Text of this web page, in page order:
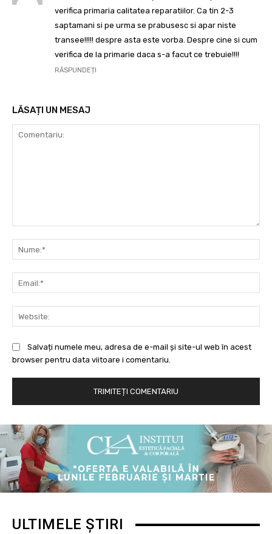
verifica primaria calitatea reparatiilor. Ca tin 2-3
saptamani si pe urma se prabusesc si apar niste
transee!!!!! despre asta este vorba. Despre cine si cum
verifica de la primarie daca s-a facut ce trebuie!!!!
RĂSPUNDEȚI
LĂSAȚI UN MESAJ
Salvați numele meu, adresa de e-mail și site-ul web în acest
browser pentru data viitoare i comentariu.
ULTIMELE ȘTIRI